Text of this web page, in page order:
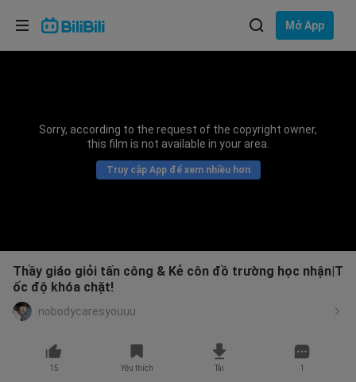
Mở App
Sorry, according to the request of the copyright owner,
this film is not available in your area.
Truy cập App để xem nhiều hơn
Thầy giáo giỏi tấn công & Kẻ côn đồ trường học nhận|T
ốc độ khóa chặt!
nobodycaresyouuu
15 Yêu thích Tải 1
Lựa chọn ngôn ngữ
Bahasa Indonesia